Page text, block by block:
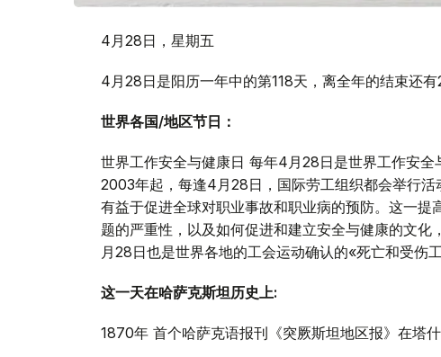
4月28日，星期五
4月28日是阳历一年中的第118天，离全年的结束还
世界各国/地区节日：
世界工作安全与健康日 每年4月28日是世界工作安
2003年起，每逢4月28日，国际劳工组织都会举行
有益于促进全球对职业事故和职业病的预防。这一
题的严重性，以及如何促进和建立安全与健康的文
月28日也是世界各地的工会运动确认的«死亡和受伤
这一天在哈萨克斯坦历史上:
1870年 首个哈萨克语报刊《突厥斯坦地区报》在塔什